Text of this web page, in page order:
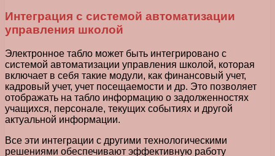
Интеграция с системой автоматизации
управления школой
Электронное табло может быть интегрировано с
системой автоматизации управления школой, которая
включает в себя такие модули, как финансовый учет,
кадровый учет, учет посещаемости и др. Это позволяет
отображать на табло информацию о задолженностях
учащихся, персонале, текущих событиях и другой
актуальной информации.
Все эти интеграции с другими технологическими
решениями обеспечивают эффективную работу